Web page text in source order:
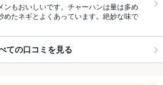
もおいしいです。チャーハンは量は多め
めたネギとよくあっています。絶妙な味で
ての口コミを見る